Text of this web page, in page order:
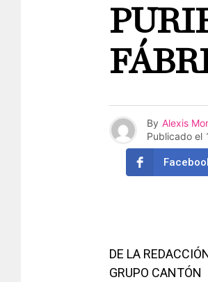
By Alexis
Publicado el
DE LA
GRUPO CANTÓN